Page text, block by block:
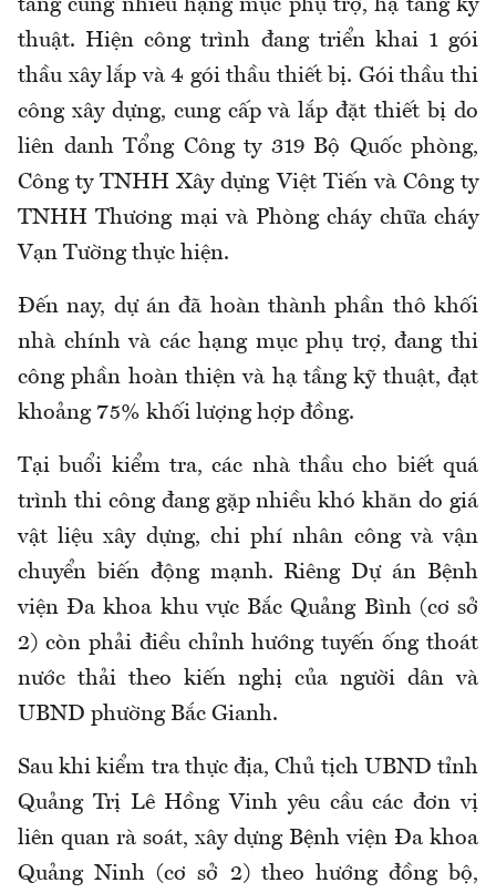
tầng cùng nhiều hạng mục phụ trợ, hạ tầng kỹ
thuật. Hiện công trình đang triển khai 1 gói
thầu xây lắp và 4 gói thầu thiết bị. Gói thầu thi
công xây dựng, cung cấp và lắp đặt thiết bị do
liên danh Tổng Công ty 319 Bộ Quốc phòng,
Công ty TNHH Xây dựng Việt Tiến và Công ty
TNHH Thương mại và Phòng cháy chữa cháy
Vạn Tường thực hiện.
Đến nay, dự án đã hoàn thành phần thô khối
nhà chính và các hạng mục phụ trợ, đang thi
công phần hoàn thiện và hạ tầng kỹ thuật, đạt
khoảng 75% khối lượng hợp đồng.
Tại buổi kiểm tra, các nhà thầu cho biết quá
trình thi công đang gặp nhiều khó khăn do giá
vật liệu xây dựng, chi phí nhân công và vận
chuyển biến động mạnh. Riêng Dự án Bệnh
viện Đa khoa khu vực Bắc Quảng Bình (cơ sở
2) còn phải điều chỉnh hướng tuyến ống thoát
nước thải theo kiến nghị của người dân và
UBND phường Bắc Gianh.
Sau khi kiểm tra thực địa, Chủ tịch UBND tỉnh
Quảng Trị Lê Hồng Vinh yêu cầu các đơn vị
liên quan rà soát, xây dựng Bệnh viện Đa khoa
Quảng Ninh (cơ sở 2) theo hướng đồng bộ,